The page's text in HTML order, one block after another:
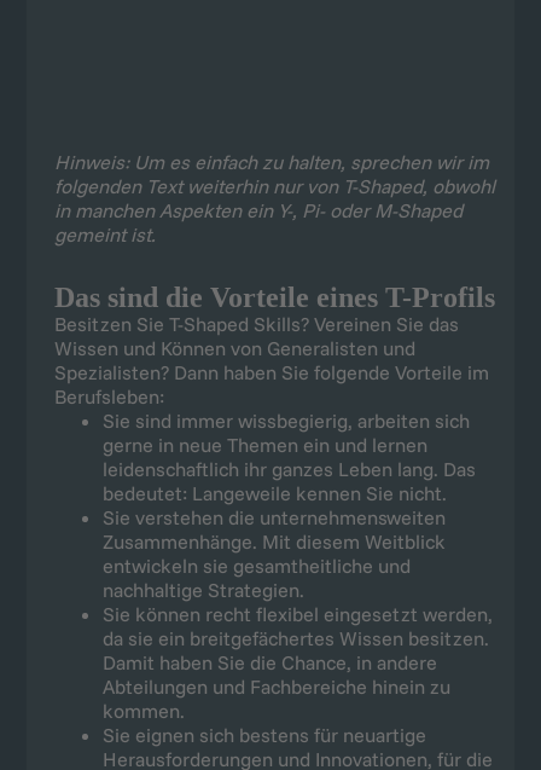
Hinweis: Um es einfach zu halten, sprechen wir im
folgenden Text weiterhin nur von T-Shaped, obwohl
in manchen Aspekten ein Y-, Pi- oder M-Shaped
gemeint ist.
Das sind die Vorteile eines T-Profils
Besitzen Sie T-Shaped Skills? Vereinen Sie das
Wissen und Können von Generalisten und
Spezialisten? Dann haben Sie folgende Vorteile im
Berufsleben:
Sie sind immer wissbegierig, arbeiten sich
gerne in neue Themen ein und lernen
leidenschaftlich ihr ganzes Leben lang. Das
bedeutet: Langeweile kennen Sie nicht.
Sie verstehen die unternehmensweiten
Zusammenhänge. Mit diesem Weitblick
entwickeln sie gesamtheitliche und
nachhaltige Strategien.
Sie können recht flexibel eingesetzt werden,
da sie ein breitgefächertes Wissen besitzen.
Damit haben Sie die Chance, in andere
Abteilungen und Fachbereiche hinein zu
kommen.
Sie eignen sich bestens für neuartige
Herausforderungen und Innovationen, für die